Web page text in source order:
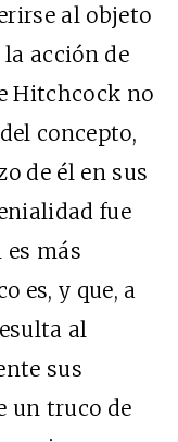
al objeto
acción de
Hitchcock no
concepto,
de él en sus
fue
más
es, y que, a
al
sus
un truco de